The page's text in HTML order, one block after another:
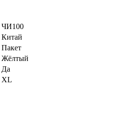
ЧИ100
Китай
Пакет
Жёлтый
Да
XL